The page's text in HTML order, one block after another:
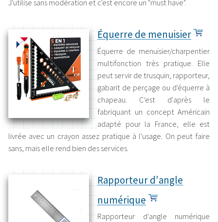
J'utilise sans modération et c'est encore un "must have".
Équerre de menuisier
Équerre de menuisier/charpentier
multifonction très pratique. Elle
peut servir de trusquin, rapporteur,
gabarit de perçage ou d'équerre à
chapeau. C'est d'après le
fabriquant un concept Américain
adapté pour la France, elle est
livrée avec un crayon assez pratique à l'usage. On peut faire
sans, mais elle rend bien des services.
Rapporteur d'angle
numérique
Rapporteur d'angle numérique